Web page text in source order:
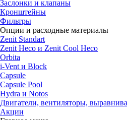
Заслонки и клапаны
Кронштейны
Фильтры
Опции и расходные материалы
Zenit Standart
Zenit Heco и Zenit Cool Heco
Orbita
i-Vent и Block
Capsule
Capsule Pool
Hydra и Notos
Двигатели, вентиляторы,
Акции